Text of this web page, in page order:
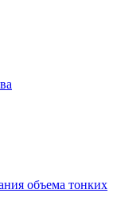
объема тонких